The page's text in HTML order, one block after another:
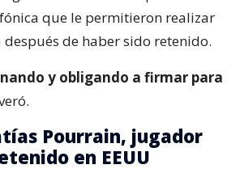
que le permitieron realizar
de haber sido retenido.
y obligando a firmar para
Pourrain, jugador
en EEUU